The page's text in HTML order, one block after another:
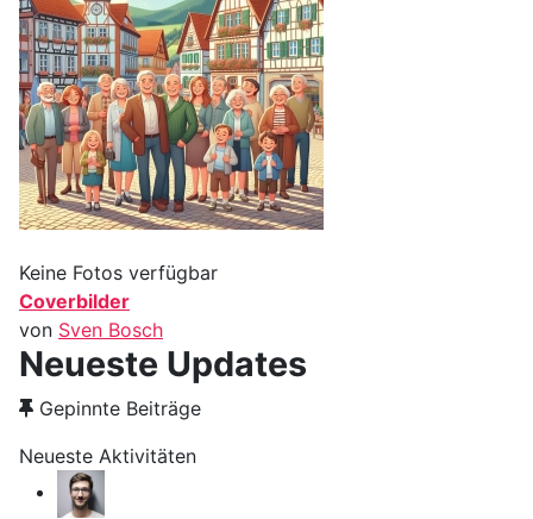
Keine Fotos verfügbar
Coverbilder
von Sven Bosch
Neueste Updates
Gepinnte Beiträge
Neueste Aktivitäten